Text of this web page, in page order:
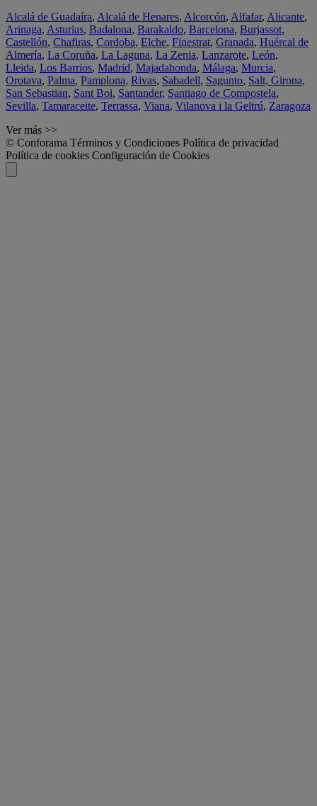
Alcalá de Guadaíra, Alcalá de Henares, Alcorcón, Alfafar, Alicante,
Arinaga, Asturias, Badalona, Barakaldo, Barcelona, Burjassot,
Castellón, Chafiras, Cordoba, Elche, Finestrat, Granada, Huércal de
Almería, La Coruña, La Laguna, La Zenia, Lanzarote, León,
Lleida, Los Barrios, Madrid, Majadahonda, Málaga, Murcia,
Orotava, Palma, Pamplona, Rivas, Sabadell, Sagunto, Salt, Girona,
San Sebastian, Sant Boi, Santander, Santiago de Compostela,
Sevilla, Tamaraceite, Terrassa, Viana, Vilanova i la Geltrú, Zaragoza
Ver más >>
© Conforama Términos y Condiciones Política de privacidad
Política de cookies Configuración de Cookies